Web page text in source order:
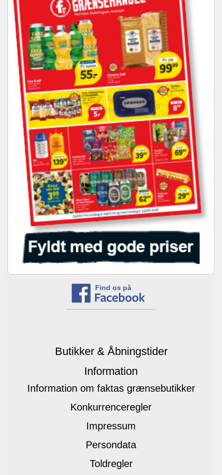
Find os på
Butikker & Åbningstider
Information
Information om faktas grænsebutikker
Konkurrenceregler
Impressum
Persondata
Toldregler